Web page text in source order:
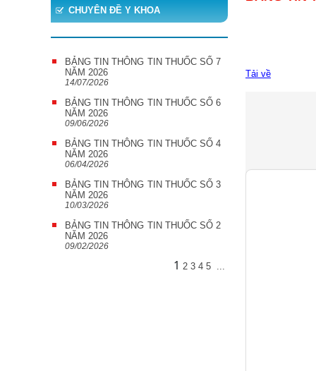
CHUYÊN ĐỀ Y KHOA
BẢNG TIN THÔNG TIN THUỐC SỐ 7
NĂM 2026
14/07/2026
BẢNG TIN THÔNG TIN THUỐC SỐ 6
NĂM 2026
09/06/2026
BẢNG TIN THÔNG TIN THUỐC SỐ 4
NĂM 2026
06/04/2026
BẢNG TIN THÔNG TIN THUỐC SỐ 3
NĂM 2026
10/03/2026
BẢNG TIN THÔNG TIN THUỐC SỐ 2
NĂM 2026
09/02/2026
1 2 3 4 5 ...
Tải về